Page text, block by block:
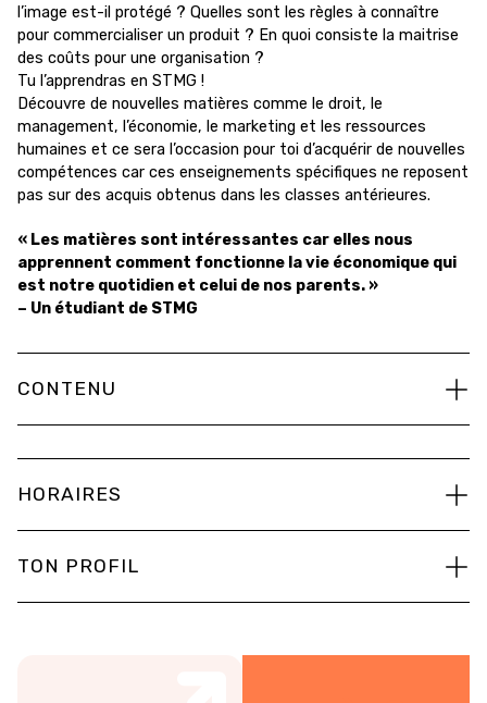
l’image est-il protégé ? Quelles sont les règles à connaître
pour commercialiser un produit ? En quoi consiste la maitrise
des coûts pour une organisation ?
Tu l’apprendras en STMG !
Découvre de nouvelles matières comme le droit, le
management, l’économie, le marketing et les ressources
humaines et ce sera l’occasion pour toi d’acquérir de nouvelles
compétences car ces enseignements spécifiques ne reposent
pas sur des acquis obtenus dans les classes antérieures.
« Les matières sont intéressantes car elles nous
apprennent comment fonctionne la vie économique qui
est notre quotidien et celui de nos parents. »
– Un étudiant de STMG
CONTENU
HORAIRES
TON PROFIL